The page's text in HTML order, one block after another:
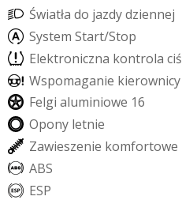
Światła do jazdydziennej
System Start/Stop
Elektroniczna kontrola ciś
Wspomaganie kierownicy
Felgi aluminiowe 16
Opony letnie
Zawieszenie komfortowe
ABS
ESP